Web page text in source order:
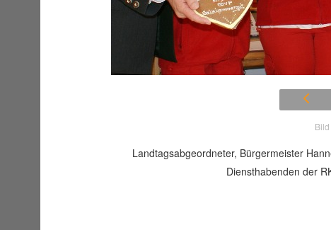
Landtagsabgeordneter, Bürgermeister
Diensthabenden der